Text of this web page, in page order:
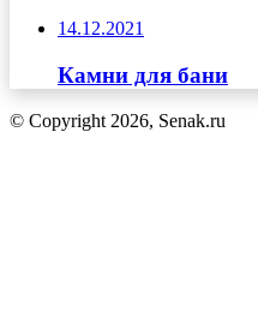
14.12.2021
Камни для бани
© Copyright 2026, Senak.ru